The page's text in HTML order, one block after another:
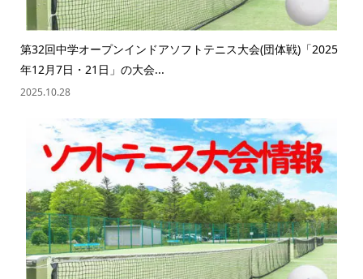
第32回中学オープンインドアソフトテニス大会(団体戦)「2025
年12月7日・21日」の大会...
2025.10.28